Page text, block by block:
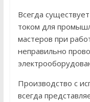
Всегда
током для
мастеров при
неправильно
Производство с
всегда